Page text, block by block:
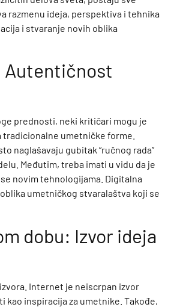
razmenu ideja, perspektiva i tehnika
i stvaranje novih oblika
Autentičnost
prednosti, neki kritičari mogu je
umetničke forme.
naglašavaju gubitak “ručnog rada”
Međutim, treba imati u vidu da je
novim tehnologijama. Digitalna
umetničkog stvaralaštva koji se
dobu: Izvor ideja
Internet je neiscrpan izvor
kao inspiracija za umetnike. Takođe,